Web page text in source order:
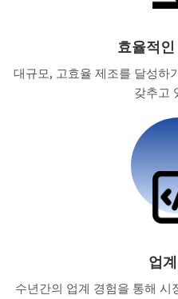
효율적
대규모, 고효율 제조를 달성하
갖추고
업
수년간의 업계 경험을 통해 시